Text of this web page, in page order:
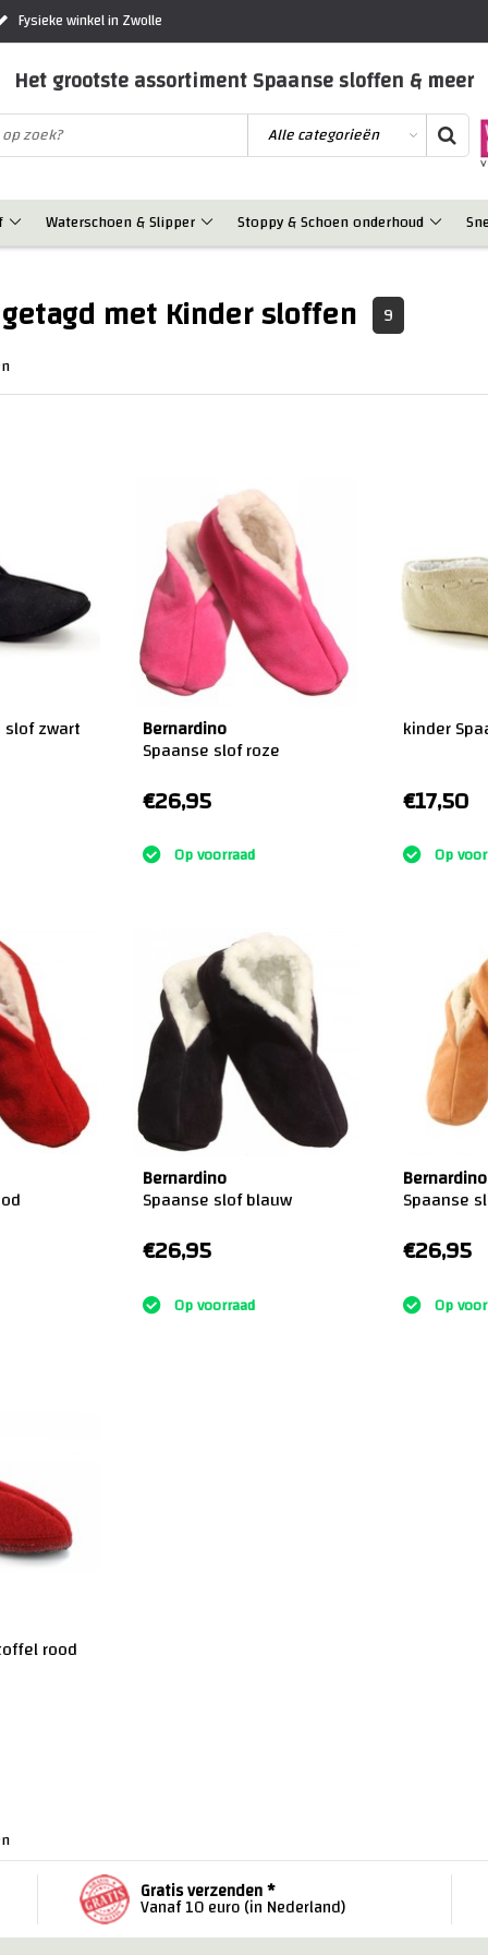
Fysieke winkel in Zwolle
Waterschoen & Slipper Stoppy & Schoen onderhoud
Het grootste assortiment Spaanse sloffen & meer
met Kinder sloffen 9
slof zwart Bernardino
Spaanse slof roze
€26,95
Op voorraad
kinder
€17,50
Op
Bernardino
Spaanse slof blauw
€26,95
Op voorraad
Bernardino
Spaanse
€26,95
Op
rood
Gratis verzenden *
Vanaf 10 euro (in Nederland)